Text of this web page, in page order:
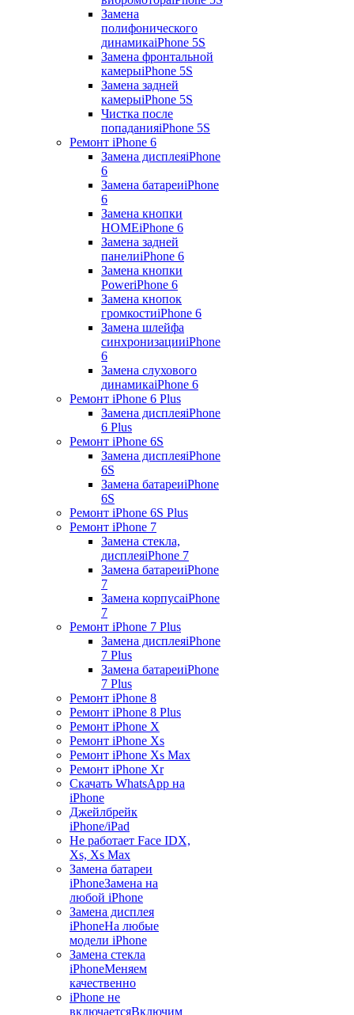
Замена
полифонического
динамикаiPhone 5S
Замена фронтальной
камерыiPhone 5S
Замена задней
камерыiPhone 5S
Чистка после
попаданияiPhone 5S
Ремонт iPhone 6
Замена дисплеяiPhone
6
Замена батареиiPhone
6
Замена кнопки
HOMEiPhone 6
Замена задней
панелиiPhone 6
Замена кнопки
PoweriPhone 6
Замена кнопок
громкостиiPhone 6
Замена шлейфа
синхронизацииiPhone
6
Замена слухового
динамикаiPhone 6
Ремонт iPhone 6 Plus
Замена дисплеяiPhone
6 Plus
Ремонт iPhone 6S
Замена дисплеяiPhone
6S
Замена батареиiPhone
6S
Ремонт iPhone 6S Plus
Ремонт iPhone 7
Замена стекла,
дисплеяiPhone 7
Замена батареиiPhone
7
Замена корпусаiPhone
7
Ремонт iPhone 7 Plus
Замена дисплеяiPhone
7 Plus
Замена батареиiPhone
7 Plus
Ремонт iPhone 8
Ремонт iPhone 8 Plus
Ремонт iPhone X
Ремонт iPhone Xs
Ремонт iPhone Xs Max
Ремонт iPhone Xr
Скачать WhatsApp на
iPhone
Джейлбрейк
iPhone/iPad
Не работает Face IDX,
Xs, Xs Max
Замена батареи
iPhoneЗамена на
любой iPhone
Замена дисплея
iPhoneНа любые
модели iPhone
Замена стекла
iPhoneМеняем
качественно
iPhone не
включаетсяВключим